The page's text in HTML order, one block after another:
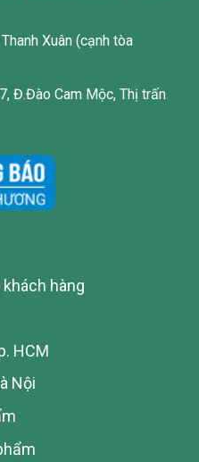
Xuân (cạnh tòa
Đ.Đào Cam Mộc, Thị trấn
hàng
HCM
Nội